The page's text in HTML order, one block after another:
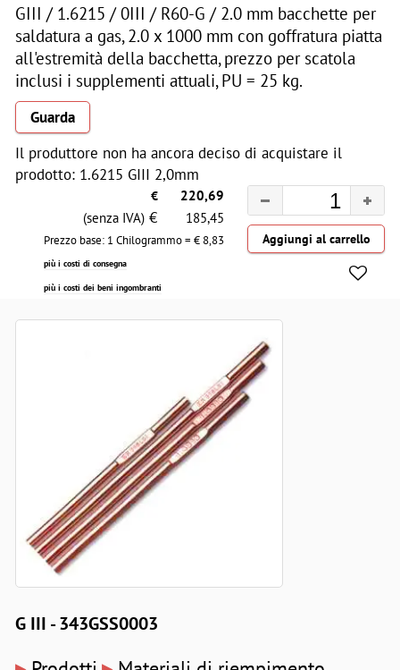
GIII / 1.6215 / 0III / R60-G / 2.0 mm bacchette per
saldatura a gas, 2.0 x 1000 mm con goffratura piatta
all'estremità della bacchetta, prezzo per scatola
inclusi i supplementi attuali, PU = 25 kg.
Guarda
Il produttore non ha ancora deciso di acquistare il
prodotto: 1.6215 GIII 2,0mm
€
220,69
(senza IVA) € 185,45
Prezzo base: 1 Chilogrammo = € 8,83
più i costi di consegna
più i costi dei beni ingombranti
G III - 343GSS0003